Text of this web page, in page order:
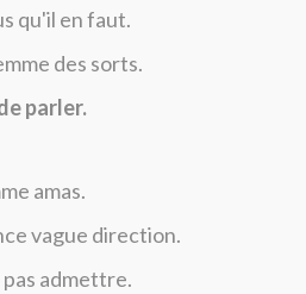
qu'il en faut.
des sorts.
parler.
amas.
vague direction.
admettre.